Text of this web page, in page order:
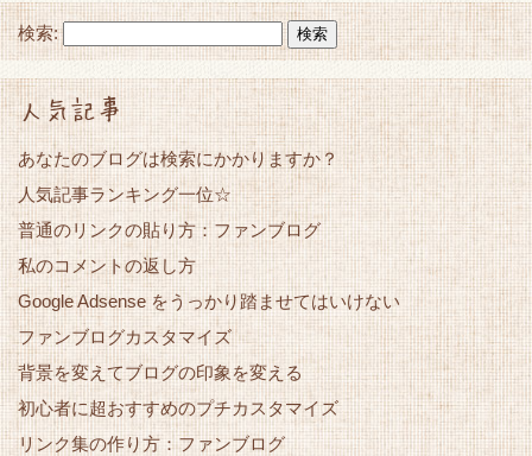
検索:
人気記事
あなたのブログは検索にかかりますか？
人気記事ランキング一位☆
普通のリンクの貼り方：ファンブログ
私のコメントの返し方
Google Adsense をうっかり踏ませてはいけない
ファンブログカスタマイズ
背景を変えてブログの印象を変える
初心者に超おすすめのプチカスタマイズ
リンク集の作り方：ファンブログ